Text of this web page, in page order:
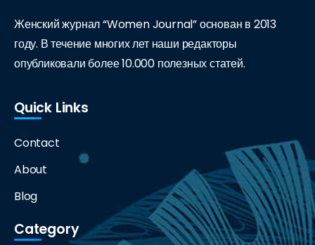
Женский журнал “Women Journal” основан в 2013
году. В течение многих лет наши редакторы
опубликовали более 10.000 полезных статей.
Quick Links
Contact
About
Blog
Category